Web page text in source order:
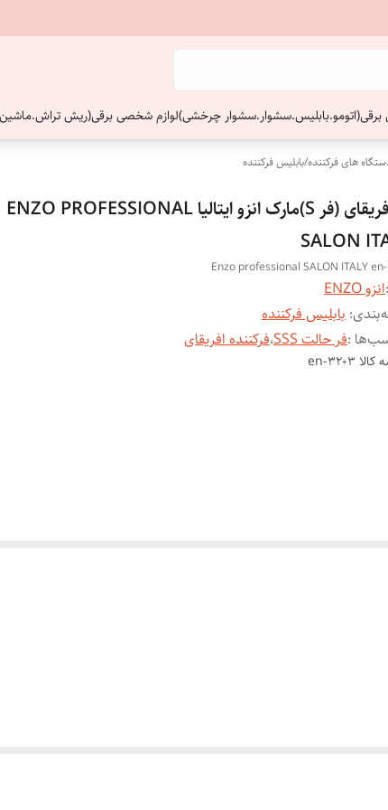
برقی(اتومو.بابلیس.سشوار.سشوار چرخشی)لوازم شخصی برقی(ریش
های فرکننده/بابلیس فرکننده
فر افریقای (فر S)مارک انزو ایتالیا ENZO PROFESSIONAL
SALON
Enzo professional SALON ITALY
انزو ENZO
: بابلیس فرکننده
:فر حالت SSS ،فرکننده افریقای
کالا en-3203